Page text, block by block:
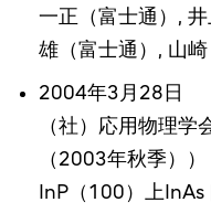
一正（富士通）,
雄（富士通）, 山崎
2004年3月28日
（社）応用物理学
（2003年秋季））
InP（100）上